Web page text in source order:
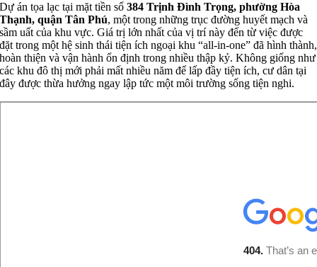
Dự án tọa lạc tại mặt tiền số384 Trịnh Đình Trọng, phường Hòa
Thạnh, quận Tân Phú, một trong những trục đường huyết mạch và
sầm uất của khu vực. Giá trị lớn nhất của vị trí này đến từ việc được
đặt trong một hệ sinh thái tiện ích ngoại khu “all-in-one” đã hình thành,
hoàn thiện và vận hành ổn định trong nhiều thập kỷ. Không giống như
các khu đô thị mới phải mất nhiều năm để lấp đầy tiện ích, cư dân tại
đây được thừa hưởng ngay lập tức một môi trường sống tiện nghi.